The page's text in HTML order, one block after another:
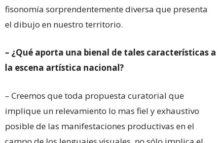
fisonomía sorprendentemente diversa que presenta
el dibujo en nuestro territorio.
– ¿Qué aporta una bienal de tales características a
la escena artística nacional?
– Creemos que toda propuesta curatorial que
implique un relevamiento lo mas fiel y exhaustivo
posible de las manifestaciones productivas en el